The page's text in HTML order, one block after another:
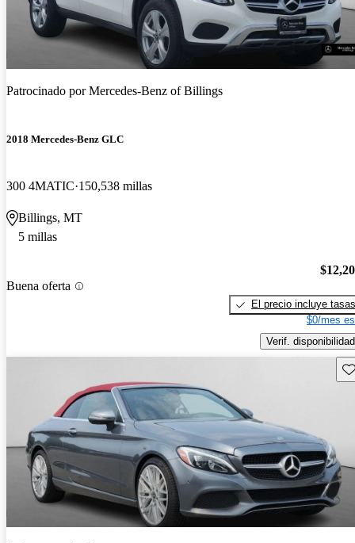
Patrocinado porMercedes-Benz of Billings
2018 Mercedes-Benz GLC
300 4MATIC 150,538 millas
Billings, MT
5 millas
Buena oferta
El precio incluye tasas
$0/mes
Verif. disponibilidad